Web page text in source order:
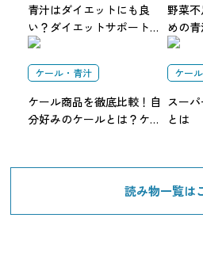
青汁はダイエットにも良
い？ダイエットサポートと
して活かせる方法とは
野菜
めの
ケール・青汁
ケール商品を徹底比較！自
分好みのケールとは？ケー
ケー
スーパ
とは
読み物一覧は